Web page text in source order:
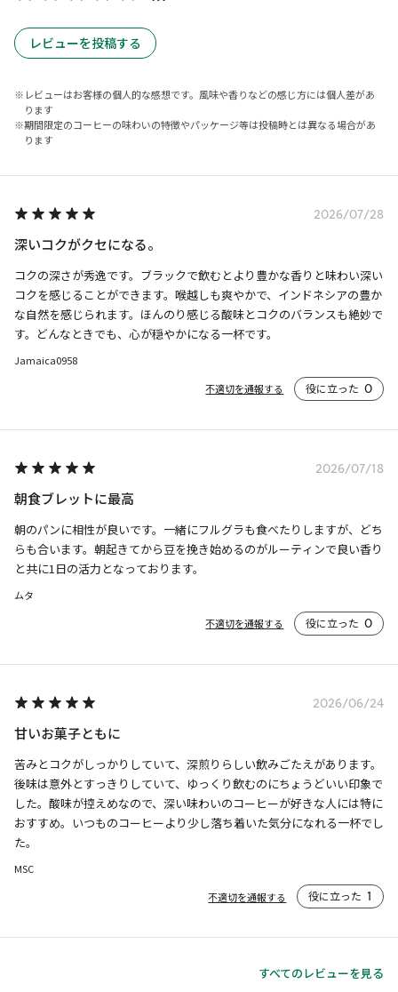
レビューを投稿する
レビューはお客様の個人的な感想です。風味や香りなどの感じ方には個人差があ
ります
期間限定のコーヒーの味わいの特徴やパッケージ等は投稿時とは異なる場合があ
ります
2026/07/28
深いコクがクセになる。
コクの深さが秀逸です。ブラックで飲むとより豊かな香りと味わい深い
コクを感じることができます。喉越しも爽やかで、インドネシアの豊か
な自然を感じられます。ほんのり感じる酸味とコクのバランスも絶妙で
す。どんなときでも、心が穏やかになる一杯です。
Jamaica0958
不適切を通報する 役に立った 0
2026/07/18
朝食ブレットに最高
朝のパンに相性が良いです。一緒にフルグラも食べたりしますが、どち
らも合います。朝起きてから豆を挽き始めるのがルーティンで良い香り
と共に1日の活力となっております。
ムタ
不適切を通報する 役に立った 0
2026/06/24
甘いお菓子ともに
苦みとコクがしっかりしていて、深煎りらしい飲みごたえがあります。
後味は意外とすっきりしていて、ゆっくり飲むのにちょうどいい印象で
した。酸味が控えめなので、深い味わいのコーヒーが好きな人には特に
おすすめ。いつものコーヒーより少し落ち着いた気分になれる一杯でし
た。
MSC
不適切を通報する 役に立った 1
すべてのレビューを見る